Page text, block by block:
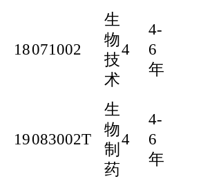
18071002
生
物
技
术
4
4-
6
年
19083002T
生
物
制
药
4
4-
6
年